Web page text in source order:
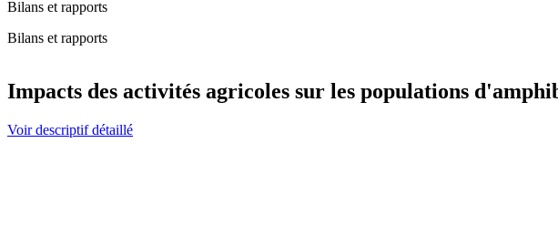
Bilans et rapports
Bilans et rapports
Impacts des activités agricoles sur les populations
Voir descriptif détaillé